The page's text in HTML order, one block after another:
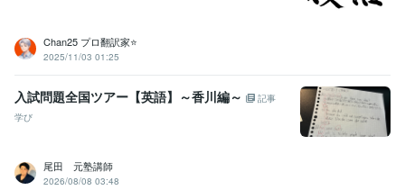
Chan25 プロ翻訳家⭐️
2025/11/03 01:25
入試問題全国ツアー【英語】～香川編～
記事
学び
尾田 元塾講師
2026/08/08 03:48